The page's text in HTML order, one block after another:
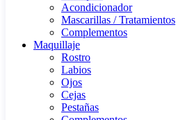
Acondicionador
Mascarillas / Tratamientos
Complementos
Maquillaje
Rostro
Labios
Ojos
Cejas
Pestañas